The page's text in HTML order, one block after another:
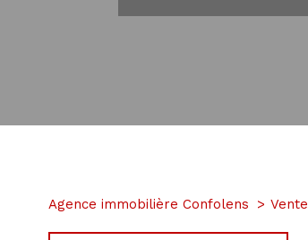
Agence immobilière Confolens Vente